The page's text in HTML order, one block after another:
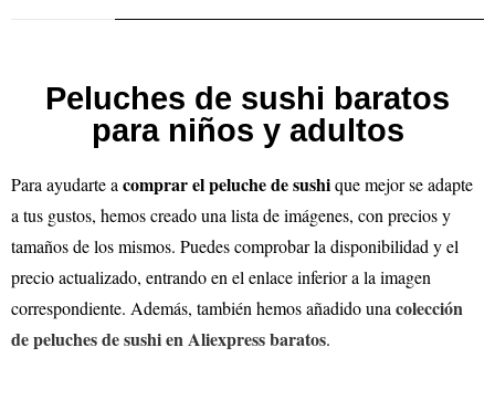
Peluches de sushi baratos
para niños y adultos
Para ayudarte a comprar el peluche de sushique mejor se adapte
a tus gustos, hemos creado una lista de imágenes, con precios y
tamaños de los mismos. Puedes comprobar la disponibilidad y el
precio actualizado, entrando en el enlace inferior a la imagen
correspondiente. Además, también hemos añadido una colección
de peluches de sushi en Aliexpress baratos.